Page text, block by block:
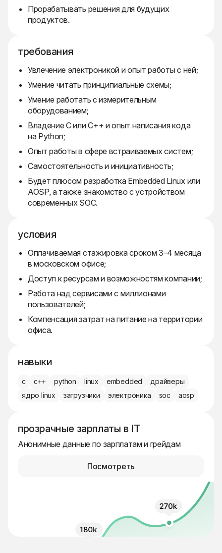
Прорабатывать решения для будущих
продуктов.
требования
Увлечение электроникой и опыт работы с ней;
Умение читать принципиальные схемы;
Умение работать с измерительным
оборудованием;
Владение C или C++ и опыт написания кода
на Python;
Опыт работы в сфере встраиваемых систем;
Самостоятельность и инициативность;
Будет плюсом разработка Embedded Linux или
AOSP, а также знакомство с устройством
современных SOC.
условия
Оплачиваемая стажировка сроком 3–4 месяца
в московском офисе;
Доступ к ресурсам и возможностям компании;
Работа над сервисами с миллионами
пользователей;
Компенсация затрат на питание на территории
офиса.
навыки
c c++ python linux embedded
драйверы
ядро linux
загрузчики электроника soc aosp
прозрачные зарплаты в IT
Анонимные данные по зарплатам и грейдам
Посмотреть